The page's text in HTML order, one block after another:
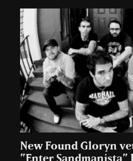
New Found Gloryn
”Enter